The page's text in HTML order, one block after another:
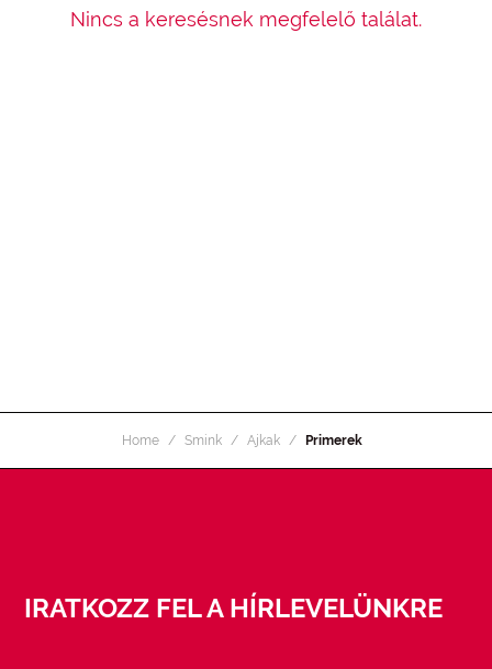
Nincs a keresésnek megfelelő találat.
Home Smink Ajkak Primerek
IRATKOZZ FEL A HÍRLEVELÜNKRE